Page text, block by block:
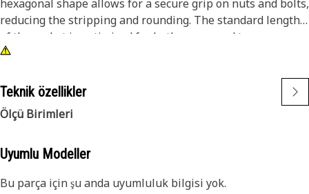
hexagonal shape allows for a secure grip on nuts and bolts,
reducing the stripping and rounding. The standard length
of the socket is optimized for both access and torque
applications. The black oxide finish enhances resistance to
sockets used are tailored for high-torque impact
• Compatible with standard 3/8 inch square drive size for
• Shallow length socket.
Teknik özellikler
Ölçü Birimleri
Uyumlu Modeller
Bu parça için şu anda uyumluluk bilgisi yok.